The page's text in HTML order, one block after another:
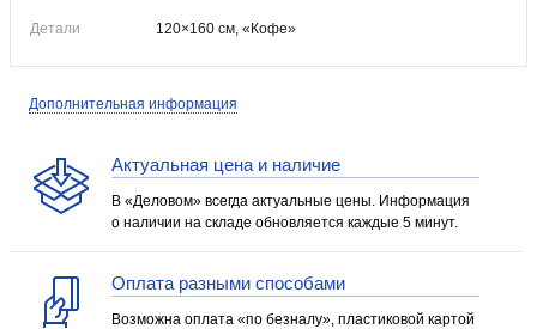
Детали 120×160 см, «Кофе»
Дополнительная информация
Актуальная цена и наличие
В «Деловом» всегда актуальные цены. Информация
о наличии на складе обновляется каждые 5 минут.
Оплата разными способами
Возможна оплата «по безналу», пластиковой картой